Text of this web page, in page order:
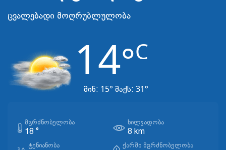
ცვალებადი მოღრუბლულობა
14°C
მინ: 15° მაქს: 31°
ᲛᲒᲠᲫᲜᲝᲑᲔᲚᲝᲑᲐ
18 °
ᲮᲘᲚᲕᲐᲓᲝᲑᲐ
8 km
ᲢᲔᲜᲘᲐᲜᲝᲑᲐ ᲥᲐᲠᲨᲘ ᲛᲒᲠᲫᲜᲝᲑᲔᲚᲝᲑᲐ